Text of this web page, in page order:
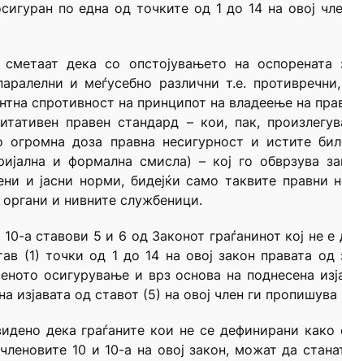
по една од точките од 1 до 14 на овој
сметаат дека со опстојувањето на
и меѓусебно различни т.е.
спротивност на принципот на владеење на
правен стандард – кои, пак,
доза правна несигурност и истите
и формална смисла) – кој го обврзува
и јасни норми, бидејќи само таквите правни
и нивните службеници.
а ставови 5 и 6 од Законот граѓанинот кој не
(1) точки од 1 до 14 на овој закон правата од
осигурување и врз основа на поднесена
од ставот (5) на овој член ги
дека граѓаните кои не се дефинирани
10 и 10-а на овој закон, можат да